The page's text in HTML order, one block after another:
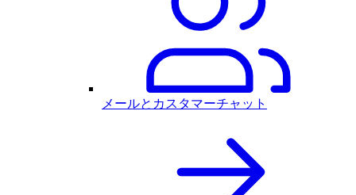
メールとカスタマーチャット